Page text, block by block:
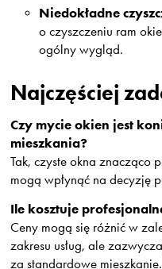
Niedokładne
o czyszczeniu ram
ogólny wygląd.
Najczęściej
Czy mycie okien jest
mieszkania?
Tak, czyste okna znacząco
mogą wpłynąć na decyzję
Ile kosztuje
Ceny mogą się różnić w
zakresu usług, ale
za standardowe mieszkanie.